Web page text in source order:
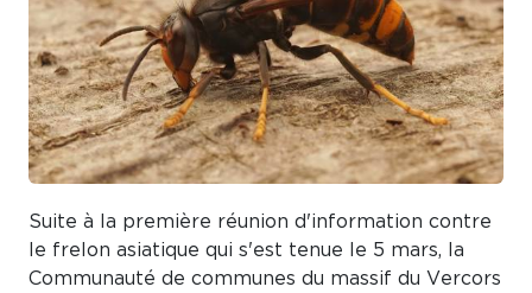
Suite à la première réunion d'information contre
le frelon asiatique qui s'est tenue le 5 mars, la
Communauté de communes du massif du Vercors